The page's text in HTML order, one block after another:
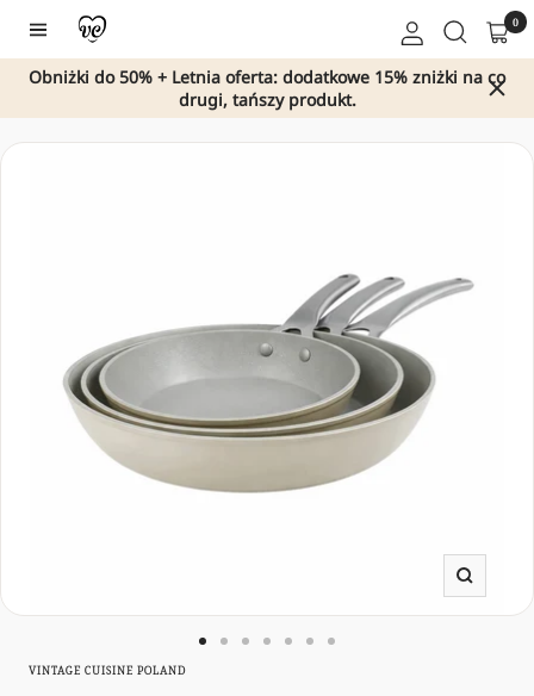
treści
Nawigacja 0
Obniżki do 50% + Letnia oferta: dodatkowe 15% zniżki na co
drugi, tańszy produkt.
Przejdź
Przejdź
Przejdź
Przejdź
Przejdź
Przejdź
Przejdź
VINTAGE CUISINE POLAND